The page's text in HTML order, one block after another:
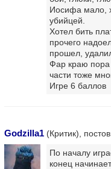
Иосифа мало,
убийцей.
Хотел бить
прочего
прошел,
Фар краю пора
части тоже
Игре 6 баллов
Godzilla1 (Критик),
По началу
конец